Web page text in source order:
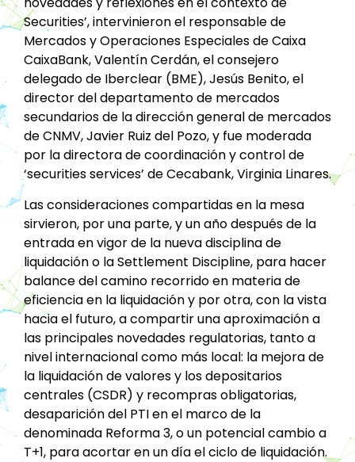
Securities’, intervinieron el responsable de
Mercados y Operaciones Especiales de Caixa
CaixaBank, Valentín Cerdán, el consejero
delegado de Iberclear (BME), Jesús Benito, el
director del departamento de mercados
secundarios de la dirección general de mercados
de CNMV, Javier Ruiz del Pozo, y fue moderada
por la directora de coordinación y control de
‘securities services’ de Cecabank, Virginia Linares.
Las consideraciones compartidas en la mesa
sirvieron, por una parte, y un año después de la
entrada en vigor de la nueva disciplina de
liquidación o la Settlement Discipline, para hacer
balance del camino recorrido en materia de
eficiencia en la liquidación y por otra, con la vista
hacia el futuro, a compartir una aproximación a
las principales novedades regulatorias, tanto a
nivel internacional como más local: la mejora de
la liquidación de valores y los depositarios
centrales (CSDR) y recompras obligatorias,
desaparición del PTI en el marco de la
denominada Reforma 3, o un potencial cambio a
T+1, para acortar en un día el ciclo de liquidación.